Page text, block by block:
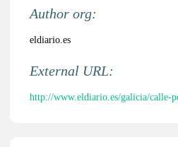
Author org:
eldiario.es
External URL:
http://www.eldiario.es/galicia/calle-